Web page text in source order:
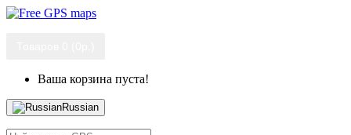
Ваша корзина пуста!
Russian